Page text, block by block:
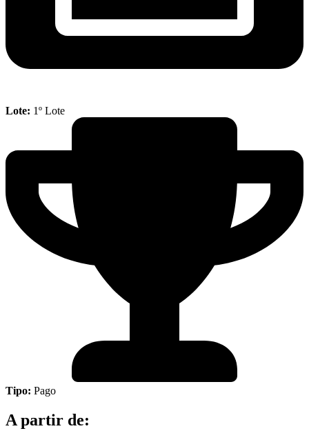
Lote: 1º Lote
Tipo: Pago
A partir de: